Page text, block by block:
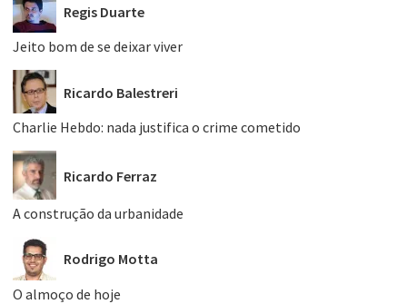
Regis Duarte
Jeito bom de se deixar viver
Ricardo Balestreri
Charlie Hebdo: nada justifica o crime cometido
Ricardo Ferraz
A construção da urbanidade
Rodrigo Motta
O almoço de hoje